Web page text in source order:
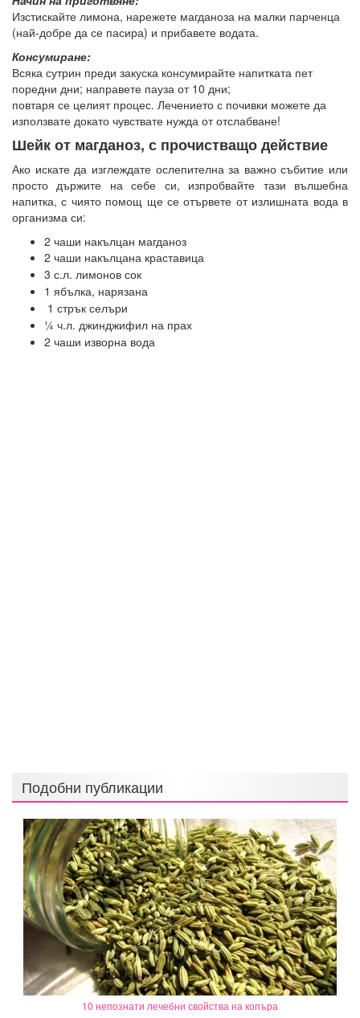
Изстискайте лимона, нарежете магданоза на малки парченца
(най-добре да се пасира) и прибавете водата.
Консумиране:
Всяка сутрин преди закуска консумирайте напитката пет
поредни дни; направете пауза от 10 дни;
повтаря се целият процес. Лечението с почивки можете да
използвате докато чувствате нужда от отслабване!
Шейк от магданоз, с прочистващо действие
Ако искате да изглеждате ослепителна за важно събитие или
просто държите на себе си, изпробвайте тази вълшебна
напитка, с чиято помощ ще се отървете от излишната вода в
организма си:
2 чаши накълцан магданоз
2 чаши накълцана краставица
3 с.л. лимонов сок
1 ябълка, нарязана
1 стрък селъри
¼ ч.л. джинджифил на прах
2 чаши изворна вода
Подобни публикации
10 непознати лечебни свойства на копъра